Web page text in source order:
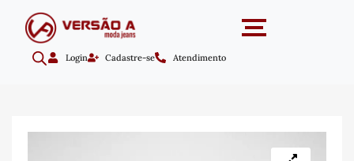
Login Cadastre-se Atendimento